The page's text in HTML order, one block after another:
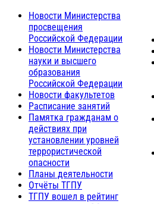
Новости Министерства
просвещения
Российской Федерации
Новости Министерства
науки и высшего
образования
Российской Федерации
Новости факультетов
Расписание занятий
Памятка гражданам о
действиях при
установлении уровней
террористической
опасности
Планы деятельности
Отчёты ТГПУ
ТГПУ вошел в рейтинг